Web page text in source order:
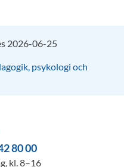
2026-06-25
psykologi och
80 00
kl. 8–16